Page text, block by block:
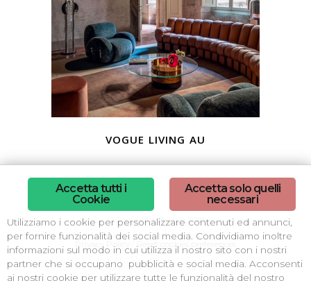
vogue living au
© Copyright B-arch 2018
Privacy Policy Reset cookies preferences
Accetta solo quelli
necessari
Accetta tutti i
Cookie
Utilizziamo i cookie per personalizzare contenuti ed annunci,
per fornire funzionalità dei social media. Condividiamo inoltre
informazioni sul modo in cui utilizza il nostro sito con i nostri
partner che si occupano pubblicità e social media. Acconsenti
ai nostri cookie per utilizzare tutte le funzionalità del nostro